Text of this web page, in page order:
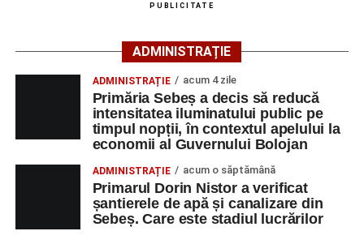
Motociclistul a fost testat cu aparatul etilotest, rezultatul
fiind negativ.
Polițiștii continuă cercetările pentru stabilirea tuturor
împrejurărilor în care s-a produs accidentul, în cadrul unui
dosar penal întocmit pentru săvârșirea infracțiunii de
vătămare corporală din culpă.
PUBLICITATE
ADMINISTRAȚIE
ADMINISTRAȚIE acum 4 zile
Primăria Sebeș a decis să reducă
intensitatea iluminatului public pe
timpul nopții, în contextul apelului la
economii al Guvernului Bolojan
ADMINISTRAȚIE acum o săptămână
Primarul Dorin Nistor a verificat
șantierele de apă și canalizare din
Sebeș. Care este stadiul lucrărilor